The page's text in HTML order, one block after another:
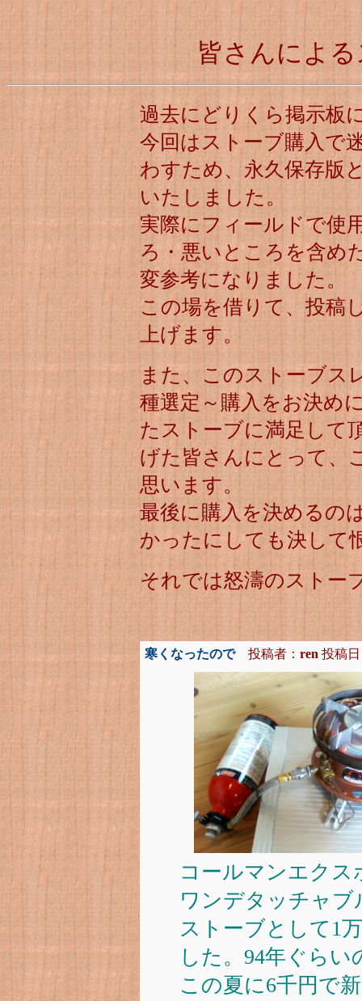
皆さんによ
過去にどりくら掲示板
今回はストーブ購入で
わすため、永久保存版
いたしました。
実際にフィールドで使
ろ・悪いところを含め
変参考になりました。
この場を借りて、投稿
上げます。
また、このストーブス
種選定～購入をお決め
たストーブに満足して
げた皆さんにとって、
思います。
最後に購入を決めるの
かったにしても決して
それでは怒濤のストー
寒くなったので投稿者： ren 投稿日
コールマンエク
ワンデタッチャブ
ストーブとして1
した。94年ぐらい
この夏に6千円で